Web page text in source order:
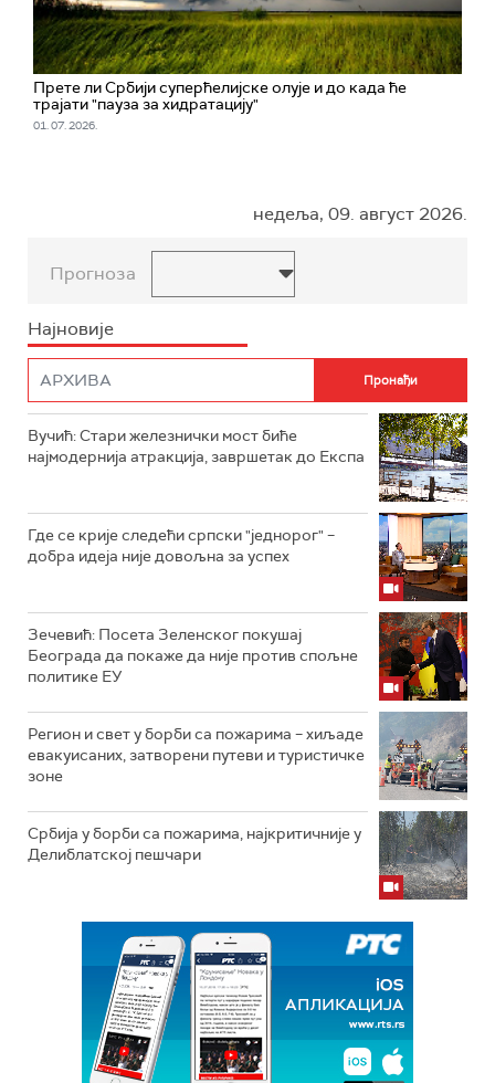
Прете ли Србији суперћелијске олује и до када ће
трајати "пауза за хидратацију"
01. 07. 2026.
недеља, 09. август 2026.
Прогноза
Најновије
Вучић: Стари железнички мост биће
најмодернија атракција, завршетак до Експа
Где се крије следећи српски "једнорог" –
добра идеја није довољна за успех
Зечевић: Посета Зеленског покушај
Београда да покаже да није против спољне
политике ЕУ
Регион и свет у борби са пожарима – хиљаде
евакуисаних, затворени путеви и туристичке
зоне
Србија у борби са пожарима, најкритичније у
Делиблатској пешчари